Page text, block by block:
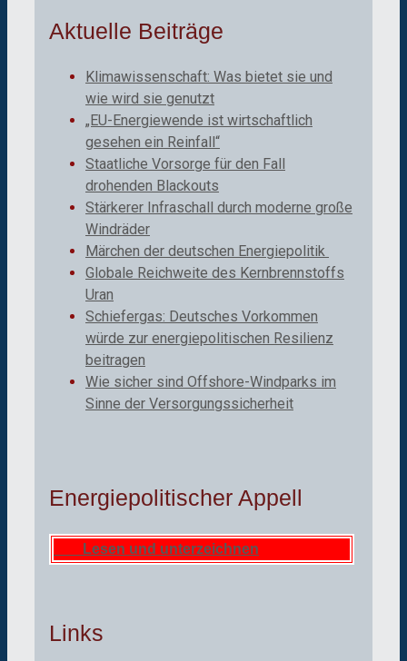
Aktuelle Beiträge
Klimawissenschaft: Was bietet sie und
wie wird sie genutzt
„EU-Energiewende ist wirtschaftlich
gesehen ein Reinfall“
Staatliche Vorsorge für den Fall
drohenden Blackouts
Stärkerer Infraschall durch moderne große
Windräder
Märchen der deutschen Energiepolitik
Globale Reichweite des Kernbrennstoffs
Uran
Schiefergas: Deutsches Vorkommen
würde zur energiepolitischen Resilienz
beitragen
Wie sicher sind Offshore-Windparks im
Sinne der Versorgungssicherheit
Energiepolitischer Appell
Lesen und unterzeichnen
Links